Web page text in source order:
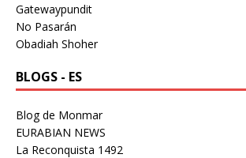
Gatewaypundit
No Pasarán
Obadiah Shoher
BLOGS - ES
Blog de Monmar
EURABIAN NEWS
La Reconquista 1492